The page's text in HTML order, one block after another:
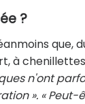
?
que,
à
n'ont
». «